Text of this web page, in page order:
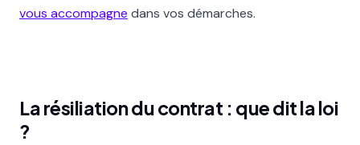
vous accompagne dans vos démarches.
La résiliation du contrat : que dit la loi
?